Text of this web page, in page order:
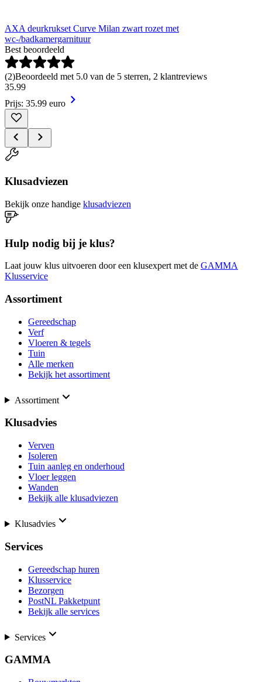
AXA deurkrukset Curve Milan zwart rozet met
wc-/badkamergarnituur
Best beoordeeld
(2)Beoordeeld met 5.0 van de 5 sterren, 2 klantreviews
35.99
Prijs: 35.99 euro
Klusadviezen
Bekijk onze handige klusadviezen
Hulp nodig bij je klus?
Laat jouw klus uitvoeren door een klusexpert met de GAMMA
Klusservice
Assortiment
Gereedschap
Verf
Vloeren & tegels
Tuin
Alle merken
Bekijk het assortiment
Assortiment
Klusadvies
Verven
Isoleren
Tuin aanleg en onderhoud
Vloer leggen
Wanden
Bekijk alle klusadviezen
Klusadvies
Services
Gereedschap huren
Klusservice
Bezorgen
PostNL Pakketpunt
Bekijk alle services
Services
GAMMA